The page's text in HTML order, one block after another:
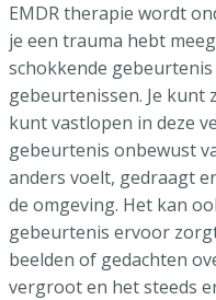
EMDR therapie wordt
je een trauma hebt
schokkende
gebeurtenissen. Je kunt
kunt vastlopen in deze
gebeurtenis onbewust
anders voelt, gedraagt
de omgeving. Het kan
gebeurtenis ervoor
beelden of gedachten
vergroot en het steeds